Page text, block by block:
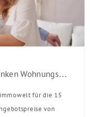
Pendeln lohnt sich: So stark sinken Wohnungspreise im Umland
für die 15
von